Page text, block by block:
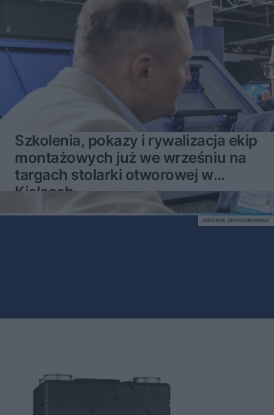
Szkolenia, pokazy i rywalizacja ekip
montażowych już we wrześniu na
targach stolarki otworowej w
Kielcach
MATERIAŁ SPONSOROWANY